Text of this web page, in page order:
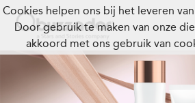
Cookies helpen ons bij het leveren
Door gebruik te maken van onze
akkoord met ons gebruik van